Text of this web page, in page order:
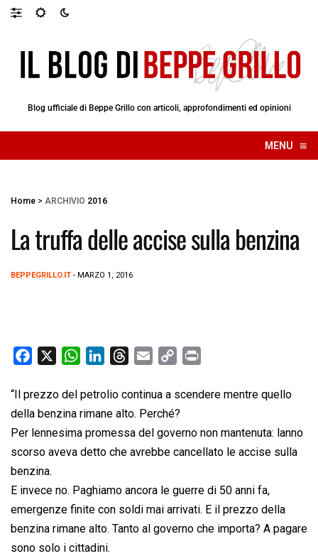
Blog ufficiale di Beppe Grillo con articoli, approfondimenti ed opinioni
MENU ≡
☰
Home > ARCHIVIO 2016
La truffa delle accise sulla benzina
BEPPEGRILLO.IT - MARZO 1, 2016
c
e
b
o
o
k
W
a
t
s
A
p
n
k
e
d
n
r
e
a
d
a
i
l
p
y
L
i
k
i
t
“Il prezzo del petrolio continua a scendere mentre quello
della benzina rimane alto. Perché?
Per lennesima promessa del governo non mantenuta: lanno
scorso aveva detto che avrebbe cancellato le accise sulla
benzina.
E invece no. Paghiamo ancora le guerre di 50 anni fa,
emergenze finite con soldi mai arrivati. E il prezzo della
benzina rimane alto. Tanto al governo che importa? A pagare
sono solo i cittadini.